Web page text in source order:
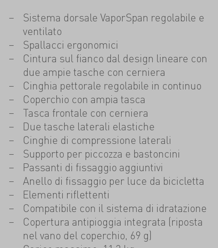
Sistema dorsale VaporSpan regolabile e
ventilato
Spallacci ergonomici
Cintura sul fianco dal design lineare con
due ampie tasche con cerniera
Cinghia pettorale regolabile in continuo
Coperchio con ampia tasca
Tasca frontale con cerniera
Due tasche laterali elastiche
Cinghie di compressione laterali
Supporto per piccozza e bastoncini
Passanti di fissaggio aggiuntivi
Anello di fissaggio per luce da bicicletta
Elementi riflettenti
Compatibile con il sistema di idratazione
Copertura antipioggia integrata (riposta
nel vano del coperchio, 69 g)